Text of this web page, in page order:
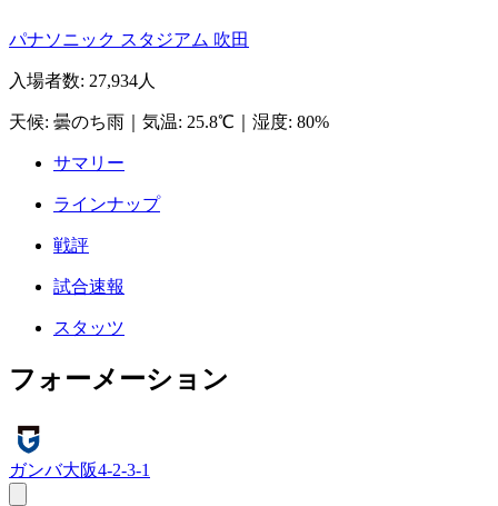
パナソニック スタジアム 吹田
入場者数: 27,934人
天候: 曇のち雨 気温: 25.8℃ 湿度: 80%
サマリー
ラインナップ
戦評
試合速報
スタッツ
フォーメーション
ガンバ大阪4-2-3-1